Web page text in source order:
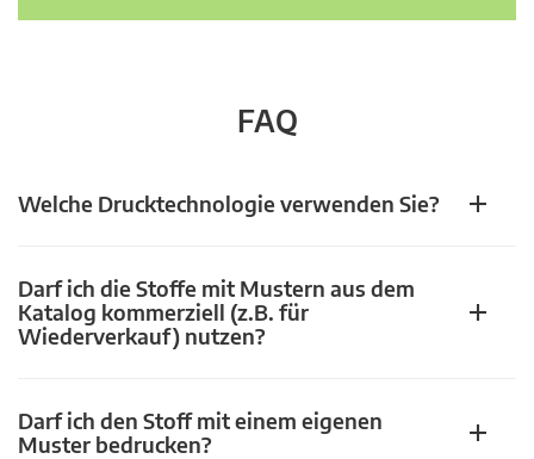
FAQ
Welche Drucktechnologie verwenden Sie?
Darf ich die Stoffe mit Mustern aus dem
Katalog kommerziell (z.B. für
Wiederverkauf) nutzen?
Darf ich den Stoff mit einem eigenen
Muster bedrucken?